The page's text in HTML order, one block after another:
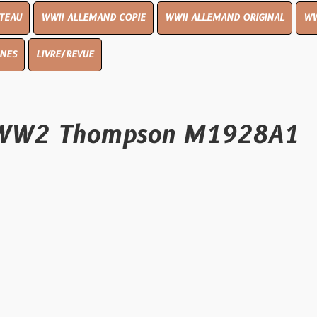
ALLEMAND COPIE WWII ALLEMAND ORIGINAL WWII UK
M1928A1